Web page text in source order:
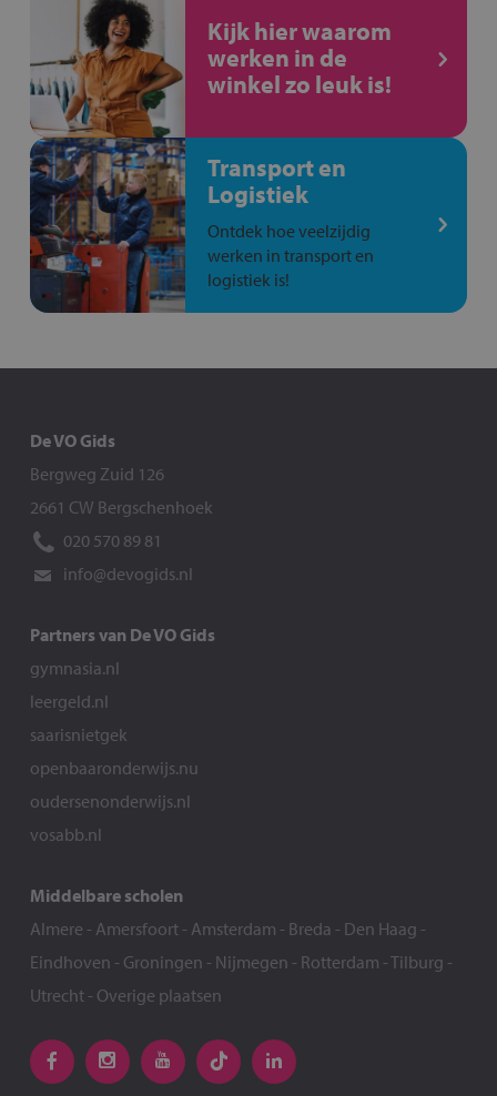
Kijk hier waarom
werken in de
winkel zo leuk is!
Transport en
Logistiek
Ontdek hoe veelzijdig
werken in transport en
logistiek is!
De VO Gids
Bergweg Zuid 126
2661 CW Bergschenhoek
020 570 89 81
info@devogids.nl
Partners van De VO Gids
gymnasia.nl
leergeld.nl
saarisnietgek
openbaaronderwijs.nu
oudersenonderwijs.nl
vosabb.nl
Middelbare scholen
Almere - Amersfoort- Amsterdam - Breda - Den Haag -
Eindhoven - Groningen - Nijmegen - Rotterdam -Tilburg -
Utrecht- Overige plaatsen